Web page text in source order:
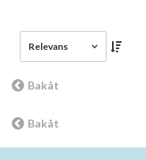
Relevans
Bakåt
Bakåt